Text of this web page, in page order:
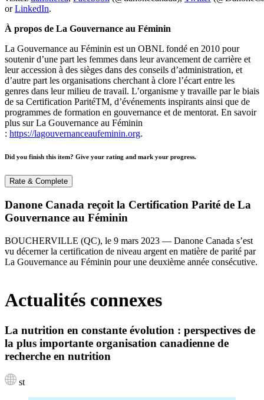
orLinkedIn.
À propos de La Gouvernance au Féminin
La Gouvernance au Féminin est un OBNL fondé en 2010 pour
soutenir d’une part les femmes dans leur avancement de carrière et
leur accession à des sièges dans des conseils d’administration, et
d’autre part les organisations cherchant à clore l’écart entre les
genres dans leur milieu de travail. L’organisme y travaille par le biais
de sa Certification ParitéTM, d’événements inspirants ainsi que de
programmes de formation en gouvernance et de mentorat. En savoir
plus sur La Gouvernance au Féminin
: https://lagouvernanceaufeminin.org.
Did you finish this item? Give your rating and mark your progress.
Rate & Complete
Danone Canada reçoit la Certification Parité de La
Gouvernance au Féminin
BOUCHERVILLE (QC), le 9 mars 2023 — Danone Canada s’est
vu décerner la certification de niveau argent en matière de parité par
La Gouvernance au Féminin pour une deuxième année consécutive.
Actualités connexes
La nutrition en constante évolution : perspectives de
la plus importante organisation canadienne de
recherche en nutrition
st